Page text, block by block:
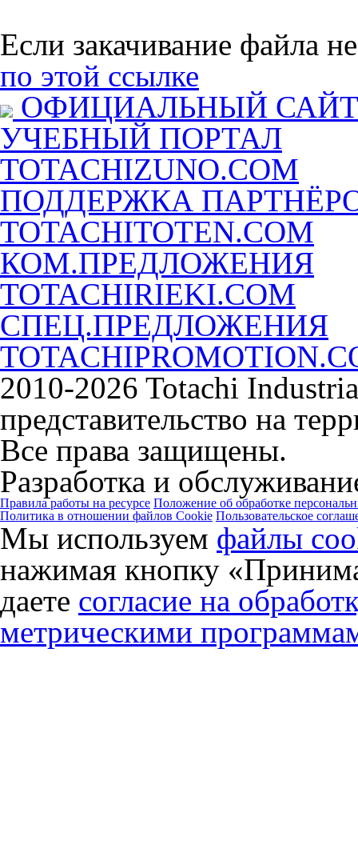
Если закачивание файла
по этой ссылке
ОФИЦИАЛЬНЫЙ
УЧЕБНЫЙ ПОРТАЛ
TOTACHIZUNO.COM
ПОДДЕРЖКА
TOTACHITOTEN.COM
КОМ.ПРЕДЛОЖЕНИЯ
TOTACHIRIEKI.COM
СПЕЦ.ПРЕДЛОЖЕНИЯ
2010-2026 Totachi
представительство на
Все права защищены.
Разработка и
Правила работы на ресурсе Положение об обработке
Политика в отношении файлов Cookie Пользовательское
Мы используем файлы
нажимая кнопку
даете согласие на
метрическими